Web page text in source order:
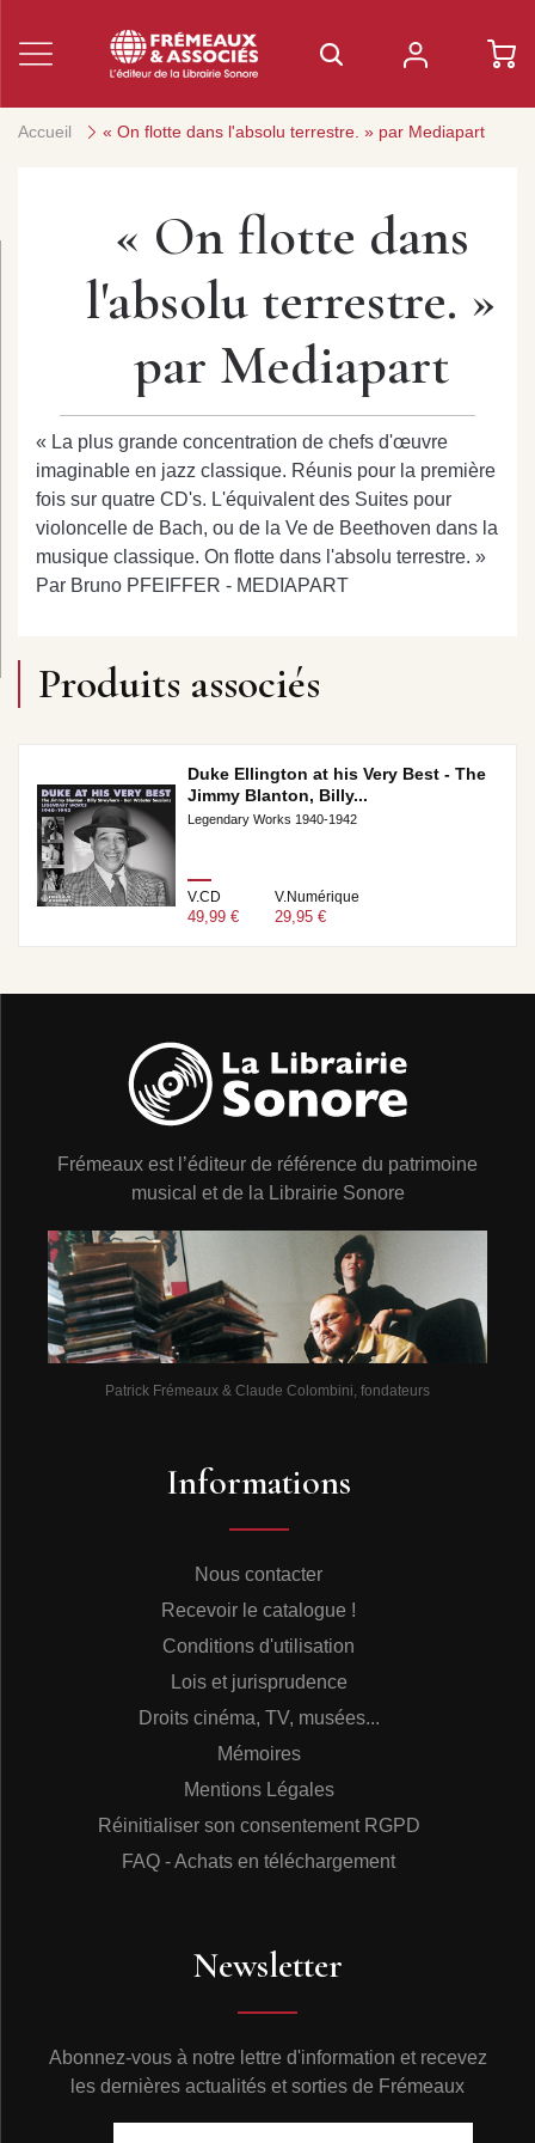
Accueil « On flotte dans l'absolu terrestre. » par Mediapart
« On flotte dans
l'absolu terrestre. »
par Mediapart
« La plus grande concentration de chefs d'œuvre
imaginable en jazz classique. Réunis pour la première
fois sur quatre CD's. L'équivalent des Suites pour
violoncelle de Bach, ou de la Ve de Beethoven dans la
musique classique. On flotte dans l'absolu terrestre. »
Par Bruno PFEIFFER - MEDIAPART
Produits associés
Duke Ellington at his Very Best - The
Jimmy Blanton, Billy...
Legendary Works 1940-1942
V.CD
49,99 €
V.Numérique
29,95 €
Frémeaux est l’éditeur de référence du patrimoine
musical et de la Librairie Sonore
Patrick Frémeaux & Claude Colombini, fondateurs
Informations
Nous contacter
Recevoir le catalogue !
Conditions d'utilisation
Lois et jurisprudence
Droits cinéma, TV, musées...
Mémoires
Mentions Légales
Réinitialiser son consentement RGPD
FAQ - Achats en téléchargement
Newsletter
Abonnez-vous à notre lettre d'information et recevez
les dernières actualités et sorties de Frémeaux